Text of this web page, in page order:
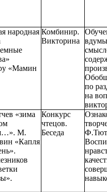
народная
«Мамин
Комбинир.
Викторина
по
на
«зима
М.
«Капля
Конкурс
чтецов.
Беседа